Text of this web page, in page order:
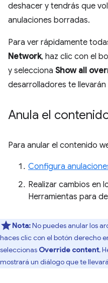
deshacer y tendrás que
anulaciones borradas.
Para ver rápidamente
Network, haz clic con el
y selecciona Show all
desarrolladores te llevarán
Anula el
Para anular el contenido
Configura
Realizar cambios en
Herramientas para
Nota:No puedes anular los
haces clic con el botón derecho
seleccionas Override content,
mostrará un diálogo que te